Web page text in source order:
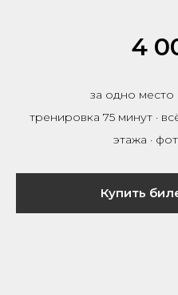
4
за одно место
тренировка 75 минут ·
этажа ·
Купить